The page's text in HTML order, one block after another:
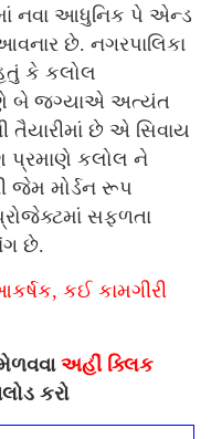
નવા આધુનિક પે એન્ડ
છે. નગરપાલિકા
કે કલોલ
બે જગ્યાએ અત્યંત
તૈયારીમાં છે એ સિવાય
પ્રમાણે કલોલ ને
જેમ મોર્ડન રૂપ
સફળતા
છે.
કઈ કામગીરી
અહીં ક્લિક
કરો